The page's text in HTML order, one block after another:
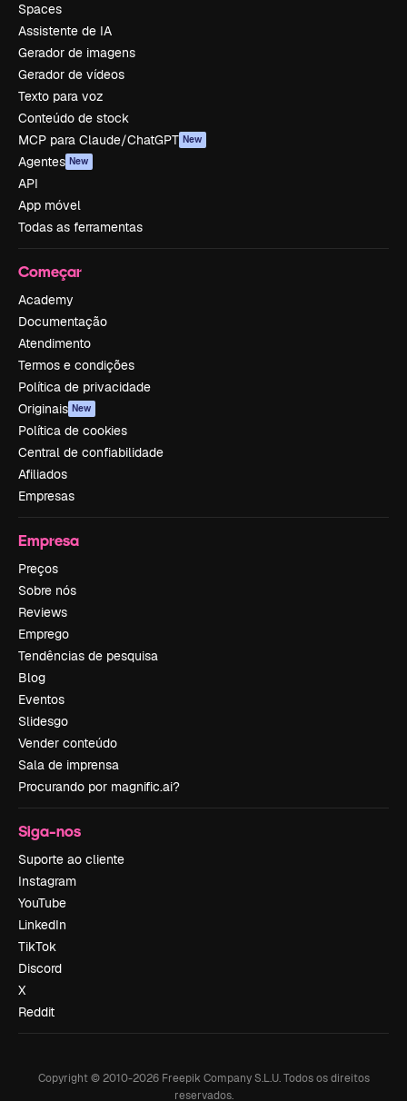
Spaces
Assistente de IA
Gerador de imagens
Gerador de vídeos
Texto para voz
Conteúdo de stock
MCP para Claude/ChatGPT New
Agentes New
API
App móvel
Todas as ferramentas
Começar
Academy
Documentação
Atendimento
Termos e condições
Política de privacidade
Originais New
Política de cookies
Central de confiabilidade
Afiliados
Empresas
Empresa
Preços
Sobre nós
Reviews
Emprego
Tendências de pesquisa
Blog
Eventos
Slidesgo
Vender conteúdo
Sala de imprensa
Procurando por magnific.ai?
Siga-nos
Suporte ao cliente
Instagram
YouTube
LinkedIn
TikTok
Discord
X
Reddit
Copyright © 2010-2026Freepik Company S.L.U. Todos os direitos
reservados.